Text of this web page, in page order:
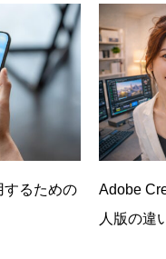
するための
Adobe
人版の違